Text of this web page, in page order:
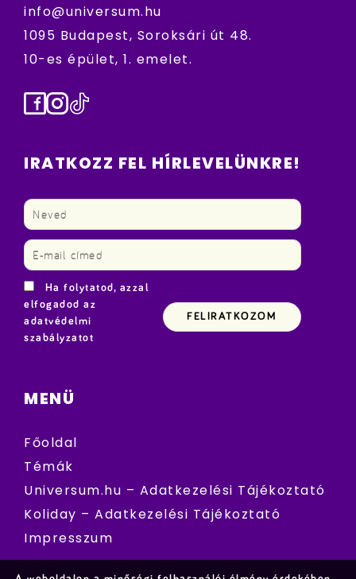
info@universum.hu
1095 Budapest, Soroksári út 48.
10-es épület, 1. emelet.
Facebook
Instagram
TikTok
IRATKOZZ FEL HÍRLEVELÜNKRE!
Ha folytatod, azzal
elfogadod az
adatvédelmi
szabályzatot
MENÜ
Főoldal
Témák
Universum.hu – Adatkezelési Tájékoztató
Koliday – Adatkezelési Tájékoztató
Impresszum